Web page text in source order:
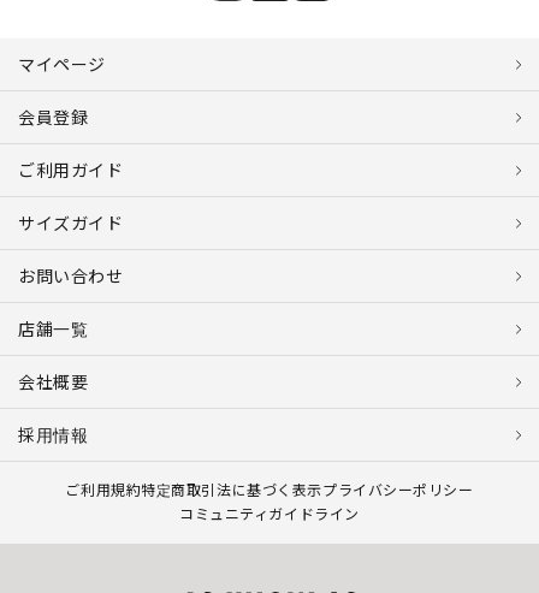
マイページ
会員登録
ご利用ガイド
サイズガイド
お問い合わせ
店舗一覧
会社概要
採用情報
ご利用規約特定商取引法に基づく表示プライバシーポリシー
コミュニティガイドライン